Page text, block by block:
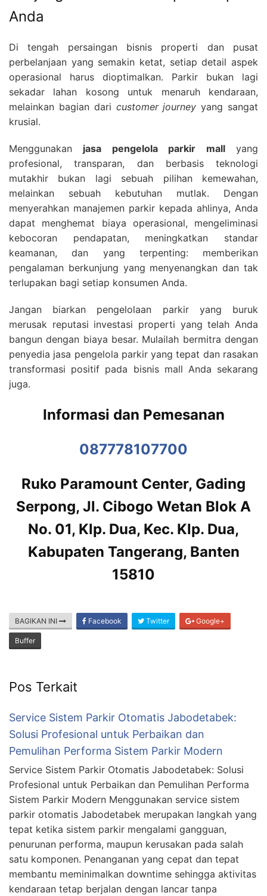
Anda
Di tengah persaingan bisnis properti dan pusat
perbelanjaan yang semakin ketat, setiap detail aspek
operasional harus dioptimalkan. Parkir bukan lagi
sekadar lahan kosong untuk menaruh kendaraan,
melainkan bagian dari customer journey yang sangat
krusial.
Menggunakan jasa pengelola parkir mallyang
profesional, transparan, dan berbasis teknologi
mutakhir bukan lagi sebuah pilihan kemewahan,
melainkan sebuah kebutuhan mutlak. Dengan
menyerahkan manajemen parkir kepada ahlinya, Anda
dapat menghemat biaya operasional, mengeliminasi
kebocoran pendapatan, meningkatkan standar
keamanan, dan yang terpenting: memberikan
pengalaman berkunjung yang menyenangkan dan tak
terlupakan bagi setiap konsumen Anda.
Jangan biarkan pengelolaan parkir yang buruk
merusak reputasi investasi properti yang telah Anda
bangun dengan biaya besar. Mulailah bermitra dengan
penyedia jasa pengelola parkir yang tepat dan rasakan
transformasi positif pada bisnis mall Anda sekarang
juga.
Informasi dan Pemesanan
087778107700
Ruko Paramount Center, Gading
Serpong, Jl. Cibogo Wetan Blok A
No. 01, Klp. Dua, Kec. Klp. Dua,
Kabupaten Tangerang, Banten
15810
BAGIKAN INI Facebook Twitter Google+
Buffer
Pos Terkait
Service Sistem Parkir Otomatis Jabodetabek:
Solusi Profesional untuk Perbaikan dan
Pemulihan Performa Sistem Parkir Modern
Service Sistem Parkir Otomatis Jabodetabek: Solusi
Profesional untuk Perbaikan dan Pemulihan Performa
Sistem Parkir Modern Menggunakan service sistem
parkir otomatis Jabodetabek merupakan langkah yang
tepat ketika sistem parkir mengalami gangguan,
penurunan performa, maupun kerusakan pada salah
satu komponen. Penanganan yang cepat dan tepat
membantu meminimalkan downtime sehingga aktivitas
kendaraan tetap berjalan dengan lancar tanpa